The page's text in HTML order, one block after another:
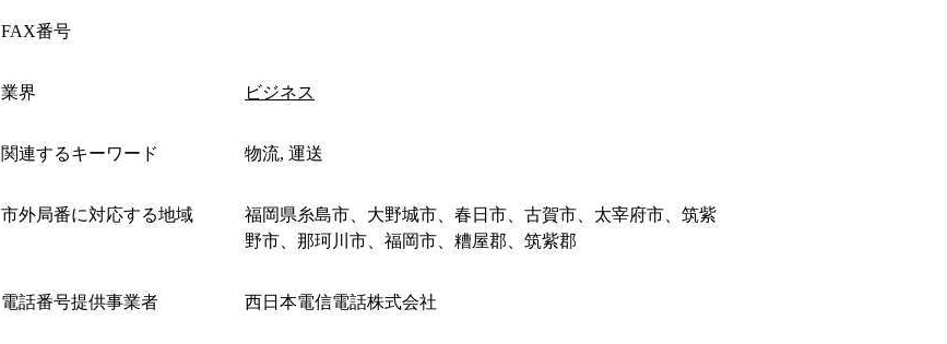
FAX番号
業界 ビジネス
関連するキーワード 物流, 運送
市外局番に対応する地域
福岡県糸島市、大野城市、春日市、古賀市、太宰府市、筑紫
野市、那珂川市、福岡市、糟屋郡、筑紫郡
電話番号提供事業者 西日本電信電話株式会社